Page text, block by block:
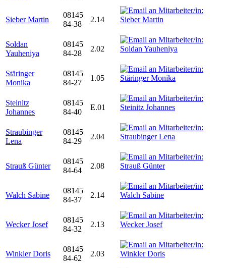
Sieber Martin
08145
84-38
2.14
Soldan
Yauheniya
08145
84-28
2.02
Stäringer
Monika
08145
84-27
1.05
Steinitz
Johannes
08145
84-40
E.01
Straubinger
Lena
08145
84-29
2.04
Strauß Günter
08145
84-64
2.08
Walch Sabine
08145
84-37
2.14
Wecker Josef
08145
84-32
2.13
Winkler Doris
08145
84-62
2.03